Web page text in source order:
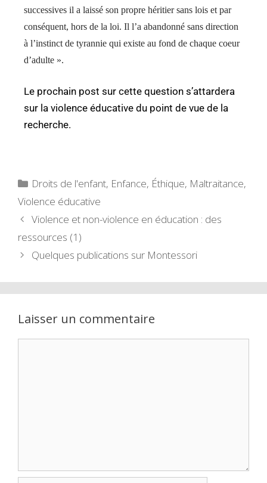
successives il a laissé son propre héritier sans lois et par
conséquent, hors de la loi. Il l’a abandonné sans direction
à l’instinct de tyrannie qui existe au fond de chaque coeur
d’adulte ».
Le prochain post sur cette question s’attardera
sur la violence éducative du point de vue de la
recherche.
Droits de l'enfant, Enfance, Éthique, Maltraitance,
Violence éducative
Violence et non-violence en éducation : des
ressources (1)
Quelques publications sur Montessori
Laisser un commentaire